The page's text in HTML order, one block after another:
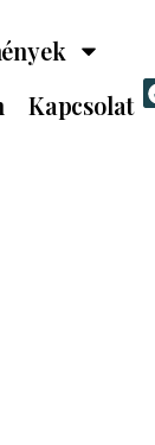
Kapcsolat